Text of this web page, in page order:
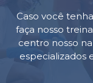
Caso você
faça nosso
centro nosso
especializados